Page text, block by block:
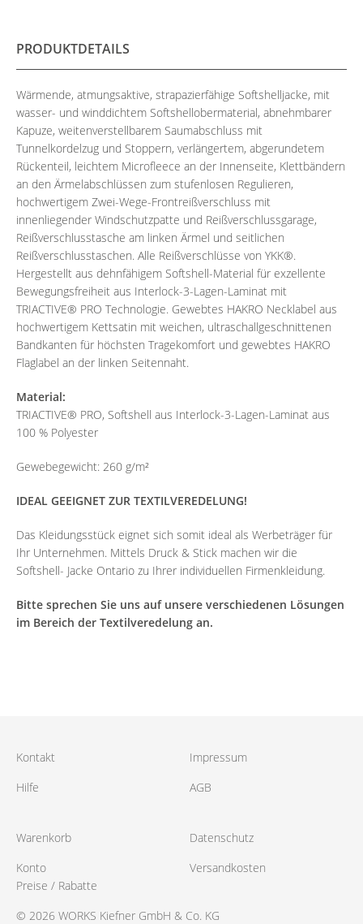
PRODUKTDETAILS
Wärmende, atmungsaktive, strapazierfähige Softshelljacke, mit
wasser- und winddichtem Softshellobermaterial, abnehmbarer
Kapuze, weitenverstellbarem Saumabschluss mit
Tunnelkordelzug und Stoppern, verlängertem, abgerundetem
Rückenteil, leichtem Microfleece an der Innenseite, Klettbändern
an den Ärmelabschlüssen zum stufenlosen Regulieren,
hochwertigem Zwei-Wege-Frontreißverschluss mit
innenliegender Windschutzpatte und Reißverschlussgarage,
Reißverschlusstasche am linken Ärmel und seitlichen
Reißverschlusstaschen. Alle Reißverschlüsse von YKK®.
Hergestellt aus dehnfähigem Softshell-Material für exzellente
Bewegungsfreiheit aus Interlock-3-Lagen-Laminat mit
TRIACTIVE® PRO Technologie. Gewebtes HAKRO Necklabel aus
hochwertigem Kettsatin mit weichen, ultraschallgeschnittenen
Bandkanten für höchsten Tragekomfort und gewebtes HAKRO
Flaglabel an der linken Seitennaht.
Material:
TRIACTIVE® PRO, Softshell aus Interlock-3-Lagen-Laminat aus
100 % Polyester
Gewebegewicht: 260 g/m²
IDEAL GEEIGNET ZUR TEXTILVEREDELUNG!
Das Kleidungsstück eignet sich somit ideal als Werbeträger für
Ihr Unternehmen. Mittels Druck & Stick machen wir die
Softshell- Jacke Ontario zu Ihrer individuellen Firmenkleidung.
Bitte sprechen Sie uns auf unsere verschiedenen Lösungen
im Bereich der Textilveredelung an.
Kontakt
Hilfe
Impressum
AGB
Warenkorb
Konto
Datenschutz
Versandkosten
Preise / Rabatte
© 2026 WORKS Kiefner GmbH & Co. KG